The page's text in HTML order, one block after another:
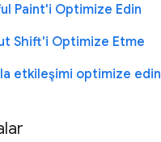
Paint'i Optimize Edin
Shift'i Optimize Etme
etkileşimi optimize edin